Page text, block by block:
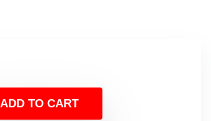
ADD TO CART